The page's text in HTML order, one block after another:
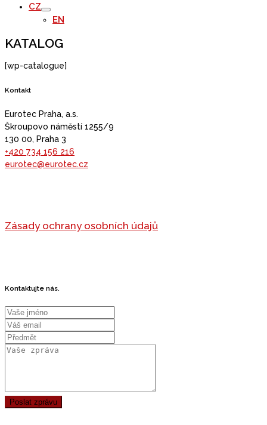
CZ
EN
KATALOG
[wp-catalogue]
Kontakt
Eurotec Praha, a.s.
Škroupovo náměstí 1255/9
130 00, Praha 3
+420 734 156 216
eurotec@eurotec.cz
Zásady ochrany osobních údajů
Kontaktujte nás.
Poslat zprávu